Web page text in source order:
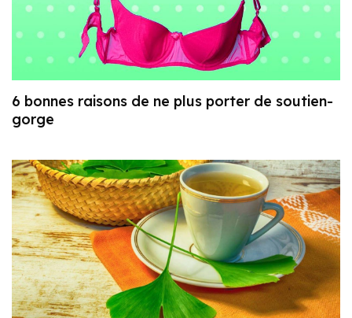
6 bonnes raisons de ne plus porter de soutien-
gorge